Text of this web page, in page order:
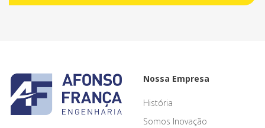
Nossa Empresa
História
Somos Inovação